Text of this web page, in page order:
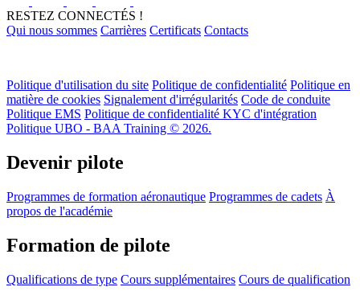
RESTEZ CONNECTÉS !
Qui nous sommes Carrières Certificats Contacts
Politique d'utilisation du site Politique de confidentialité Politique en
matière de cookies Signalement d'irrégularités Code de conduite
Politique EMS Politique de confidentialité KYC d'intégration
Politique UBO - BAA Training © 2026.
Devenir pilote
Programmes de formation aéronautique Programmes de cadets À
propos de l'académie
Formation de pilote
Qualifications de type Cours supplémentaires Cours de qualification